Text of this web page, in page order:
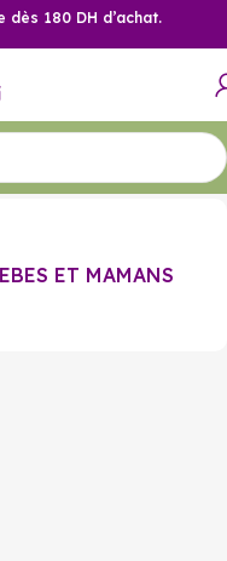
180 DH d’achat.
ET MAMANS